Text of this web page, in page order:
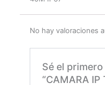
No hay valoraciones
Sé el
“CAMARA IP